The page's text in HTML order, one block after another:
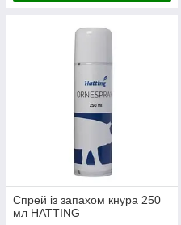
Спрей із запахом кнура 250
мл HATTING